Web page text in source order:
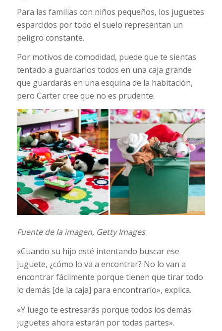
Para las familias con niños pequeños, los juguetes
esparcidos por todo el suelo representan un
peligro constante.
Por motivos de comodidad, puede que te sientas
tentado a guardarlos todos en una caja grande
que guardarás en una esquina de la habitación,
pero Carter cree que no es prudente.
Fuente de la imagen, Getty Images
«Cuando su hijo esté intentando buscar ese
juguete, ¿cómo lo va a encontrar? No lo van a
encontrar fácilmente porque tienen que tirar todo
lo demás [de la caja] para encontrarlo», explica.
«Y luego te estresarás porque todos los demás
juguetes ahora estarán por todas partes».